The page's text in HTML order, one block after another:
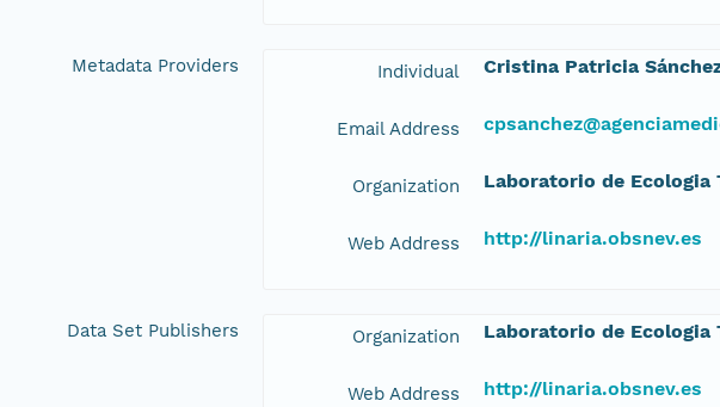
Metadata Providers Individual Cristina Patricia
Email Address
Organization Laboratorio de Ecologia
Web Address http://linaria.obsnev.es
Data Set Publishers Organization Laboratorio de Ecologia
Web Address http://linaria.obsnev.es